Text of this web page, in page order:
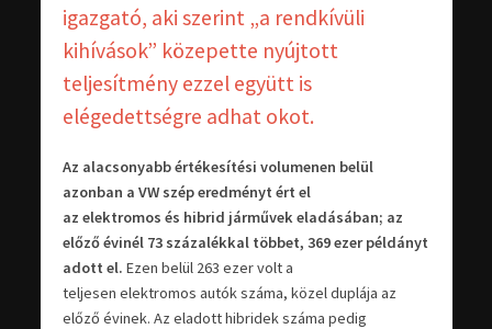
igazgató, aki szerint „a rendkívüli
kihívások” közepette nyújtott
teljesítmény ezzel együtt is
elégedettségre adhat okot.
Az alacsonyabb értékesítési volumenen belül
azonban a VW szép eredményt ért el
az elektromos és hibrid járművek eladásában; az
előző évinél 73 százalékkal többet, 369 ezer példányt
adott el. Ezen belül 263 ezer volt a
teljesen elektromos autók száma, közel duplája az
előző évinek. Az eladott hibridek száma pedig